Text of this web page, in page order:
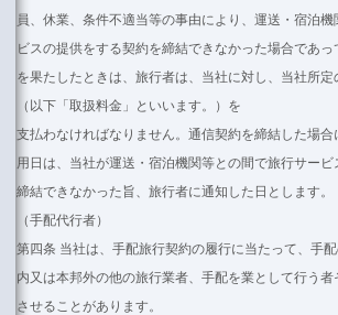
員、休業、条件不適当等の事由により、運送・宿泊
ビスの提供をする契約を締結できなかった場合であ
を果たしたときは、旅行者は、当社に対し、当社所
（以下「取扱料金」といいます。）を
支払わなければなりません。通信契約を締結した場
用日は、当社が運送・宿泊機関等との間で旅行サー
締結できなかった旨、旅行者に通知した日とします。
（手配代行者）
第四条 当社は、手配旅行契約の履行に当たって、手
内又は本邦外の他の旅行業者、手配を業として行う
させることがあります。